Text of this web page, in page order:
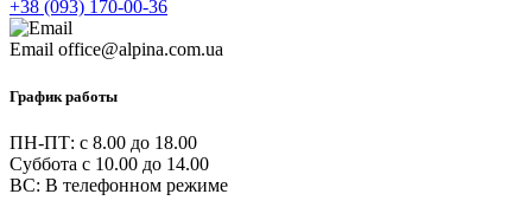
+38 (093) 170-00-36
Email office@alpina.com.ua
График работы
ПН-ПТ: c 8.00 до 18.00
Суббота с 10.00 до 14.00
ВС: В телефонном режиме